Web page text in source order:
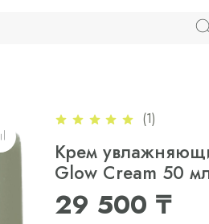
(1)
Крем
Glow Cream 50
29 500 ₸